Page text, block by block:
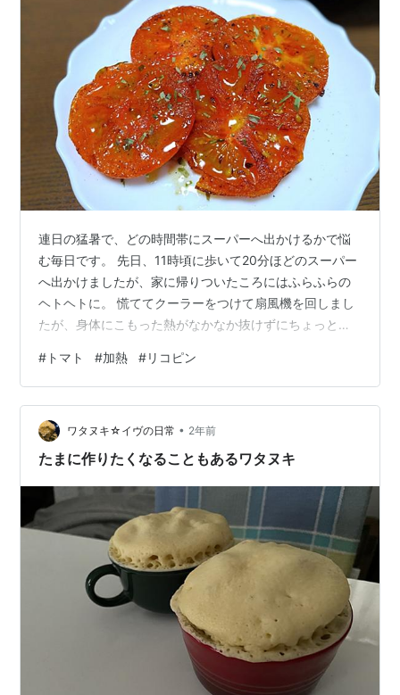
連日の猛暑で、どの時間帯にスーパーへ出かけるかで悩
む毎日です。 先日、11時頃に歩いて20分ほどのスーパー
へ出かけましたが、家に帰りついたころにはふらふらの
ヘトヘトに。 慌ててクーラーをつけて扇風機を回しまし
たが、身体にこもった熱がなかなか抜けずにちょっと
風機にあたって休んでやっと落ち着きましたが、やはり
この暑さをなめてはいけないですね。 とはいえ、夏、と
いえば夏野菜、スーパーには年中あるトマトですが、暑
くなってくると少し安くなりますね。 生でサラダとして
食べることの多いトマトですが、熱を加えると甘みが増
# トマト #加熱 #リコピン
ワタヌキ☆イヴの日常 • 2年前
たまに作りたくなることもあるワタヌキ